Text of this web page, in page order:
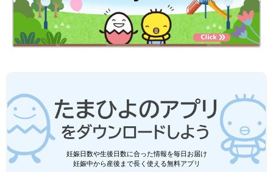
妊娠日数や生後日数に合った情報を毎日お届け
妊娠中から産後まで長く使える無料アプリ